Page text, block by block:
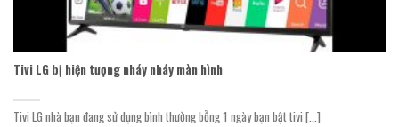
Tivi LG bị hiện tượng nháy nháy màn hình
Tivi LG nhà bạn đang sử dụng bình thường bỗng 1 ngày bạn bật tivi [...]